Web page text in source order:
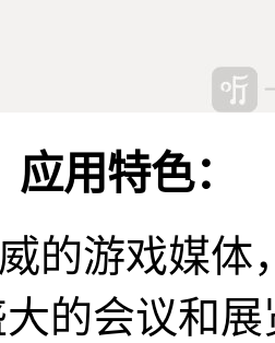
应用特色：
的游戏媒
的会议和